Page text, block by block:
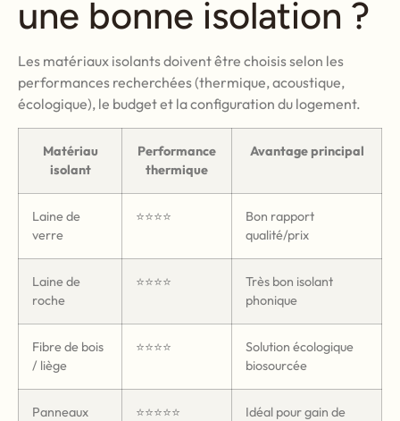
une bonne isolation ?
Les matériaux isolants doivent être choisis selon les
performances recherchées (thermique, acoustique,
écologique), le budget et la configuration du logement.
Matériau
isolant
Performance
thermique
Avantage principal
Laine de
verre
⭐⭐⭐⭐
Bon rapport
qualité/prix
Laine de
roche
⭐⭐⭐⭐
Très bon isolant
phonique
Fibre de bois
/ liège
⭐⭐⭐⭐
Solution écologique
biosourcée
Panneaux
⭐⭐⭐⭐⭐
Idéal pour gain de